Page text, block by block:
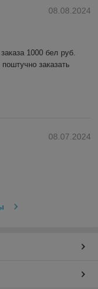
08.08.2024
1000 бел руб.
заказать
08.07.2024